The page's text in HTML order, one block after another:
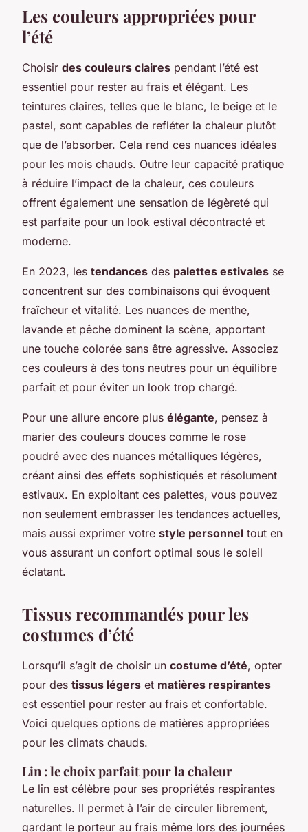
Les couleurs appropriées pour
l’été
Choisir des couleurs claires pendant l’été est
essentiel pour rester au frais et élégant. Les
teintures claires, telles que le blanc, le beige et le
pastel, sont capables de refléter la chaleur plutôt
que de l’absorber. Cela rend ces nuances idéales
pour les mois chauds. Outre leur capacité pratique
à réduire l’impact de la chaleur, ces couleurs
offrent également une sensation de légèreté qui
est parfaite pour un look estival décontracté et
moderne.
En 2023, les tendances des palettes estivales se
concentrent sur des combinaisons qui évoquent
fraîcheur et vitalité. Les nuances de menthe,
lavande et pêche dominent la scène, apportant
une touche colorée sans être agressive. Associez
ces couleurs à des tons neutres pour un équilibre
parfait et pour éviter un look trop chargé.
Pour une allure encore plus élégante, pensez à
marier des couleurs douces comme le rose
poudré avec des nuances métalliques légères,
créant ainsi des effets sophistiqués et résolument
estivaux. En exploitant ces palettes, vous pouvez
non seulement embrasser les tendances actuelles,
mais aussi exprimer votre style personnel tout en
vous assurant un confort optimal sous le soleil
éclatant.
Tissus recommandés pour les
costumes d’été
Lorsqu’il s’agit de choisir un costume d’été, opter
pour des tissus légers et matières respirantes
est essentiel pour rester au frais et confortable.
Voici quelques options de matières appropriées
pour les climats chauds.
Lin : le choix parfait pour la chaleur
Le lin est célèbre pour ses propriétés respirantes
naturelles. Il permet à l’air de circuler librement,
gardant le porteur au frais même lors des journées